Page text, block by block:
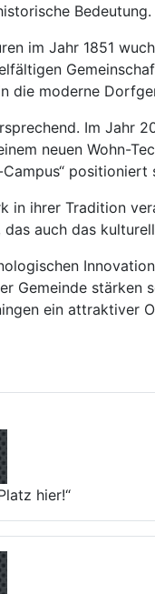
Bedeutung.
im Jahr 1851
die moderne
Im Jahr
neuen Wohn-
in ihrer Tradition
auch das
Gemeinde stärken
ein attraktiver
Gemeinde im
hier!“